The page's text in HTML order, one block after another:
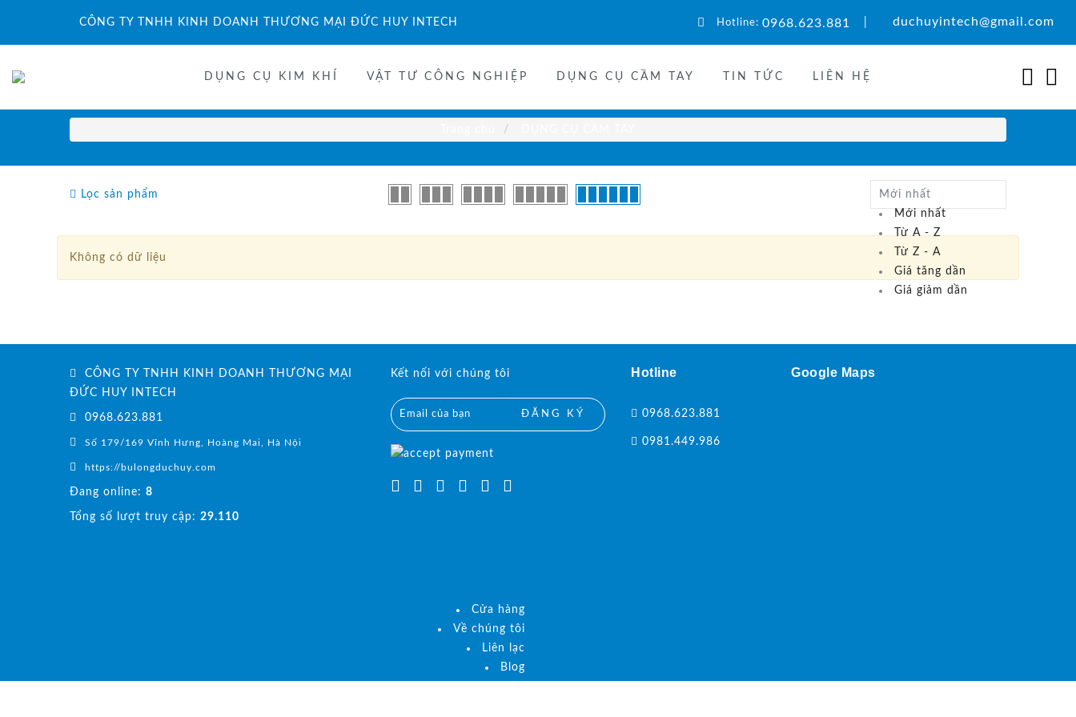
CÔNG TY TNHH KINH DOANH THƯƠNG MẠI ĐỨC HUY INTECH Hotline: 0968.623.881 duchuyintech@gmail.com
DỤNG CỤ KIM KHÍ VẬT TƯ CÔNG NGHIỆP DỤNG CỤ CẦM TAY TIN TỨC LIÊN HỆ
Lọc sản phẩm
Mới nhất
Mới nhất
Từ A - Z
Từ Z - A
Giá tăng dần
Giá giảm dần
Không có dữ liệu
CÔNG TY TNHH KINH DOANH THƯƠNG MẠI
ĐỨC HUY INTECH
0968.623.881
Số 179/169 Vĩnh Hưng, Hoàng Mai, Hà Nội
https://bulongduchuy.com
Đang online: 8
Tổng số lượt truy cập: 29.110
Kết nối với chúng tôi
ĐĂNG KÝ
Hotline
0968.623.881
0981.449.986
Google Maps
Cửa hàng
Về chúng tôi
Liên lạc
Blog